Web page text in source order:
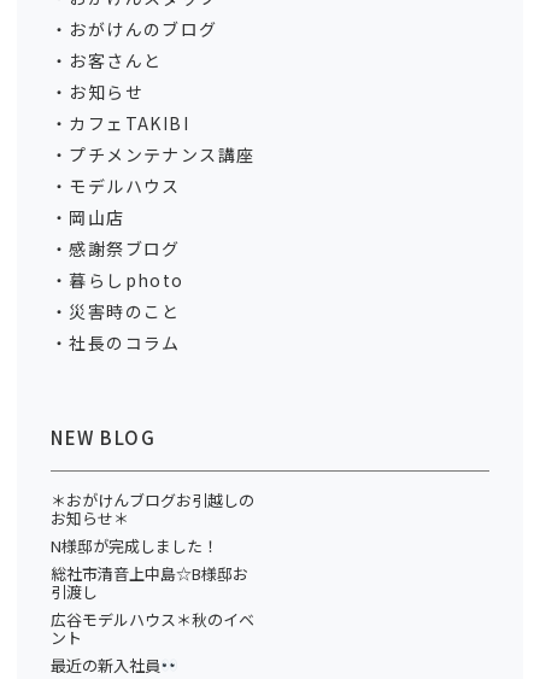
おがけんのブログ
お客さんと
お知らせ
カフェTAKIBI
プチメンテナンス講座
モデルハウス
岡山店
感謝祭ブログ
暮らしphoto
災害時のこと
社長のコラム
NEW BLOG
＊おがけんブログお引越しの
お知らせ＊
N様邸が完成しました！
総社市清音上中島☆B様邸お
引渡し
広谷モデルハウス＊秋のイベ
ント
最近の新入社員